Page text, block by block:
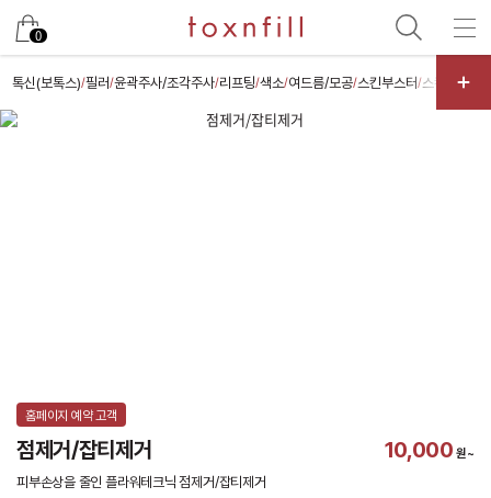
0
톡신(보톡스)/필러/윤곽주사/조각주사/리프팅/색소/여드름/모공/스킨부스터/스킨케어
홈페이지 예약 고객
점제거/잡티제거 10,000 원~
카카
피부손상을 줄인 플라워테크닉 점제거/잡티제거